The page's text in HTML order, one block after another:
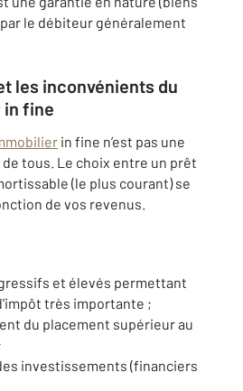
le débiteur généralement
les inconvénients du
fine
in fine n’est pas une
tous. Le choix entre un prêt
(le plus courant) se
de vos revenus.
et élevés permettant
très importante ;
du placement supérieur au
investissements (financiers